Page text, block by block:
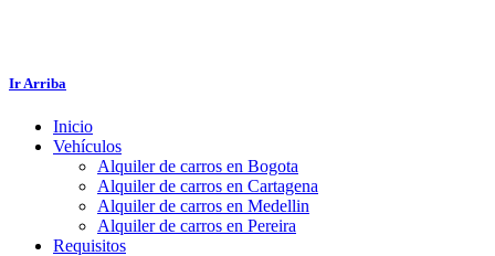
Ir Arriba
Inicio
Vehículos
Alquiler de carros en Bogota
Alquiler de carros en Cartagena
Alquiler de carros en Medellin
Alquiler de carros en Pereira
Requisitos